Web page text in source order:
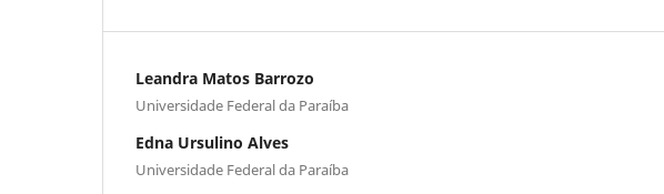
Leandra Matos Barrozo
Universidade Federal da Paraíba
Edna Ursulino Alves
Universidade Federal da Paraíba